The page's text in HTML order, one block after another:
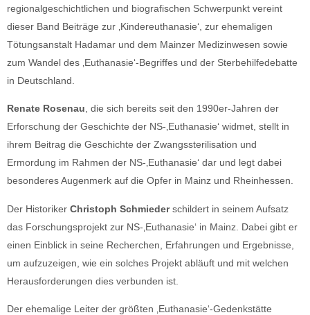
regionalgeschichtlichen und biografischen Schwerpunkt vereint
dieser Band Beiträge zur ‚Kindereuthanasie‘, zur ehemaligen
Tötungsanstalt Hadamar und dem Mainzer Medizinwesen sowie
zum Wandel des ‚Euthanasie‘-Begriffes und der Sterbehilfedebatte
in Deutschland.
Renate Rosenau , die sich bereits seit den 1990er-Jahren der
Erforschung der Geschichte der NS-‚Euthanasie‘ widmet, stellt in
ihrem Beitrag die Geschichte der Zwangssterilisation und
Ermordung im Rahmen der NS-‚Euthanasie‘ dar und legt dabei
besonderes Augenmerk auf die Opfer in Mainz und Rheinhessen.
Der Historiker Christoph Schmiederschildert in seinem Aufsatz
das Forschungsprojekt zur NS-‚Euthanasie‘ in Mainz. Dabei gibt er
einen Einblick in seine Recherchen, Erfahrungen und Ergebnisse,
um aufzuzeigen, wie ein solches Projekt abläuft und mit welchen
Herausforderungen dies verbunden ist.
Der ehemalige Leiter der größten ‚Euthanasie‘-Gedenkstätte